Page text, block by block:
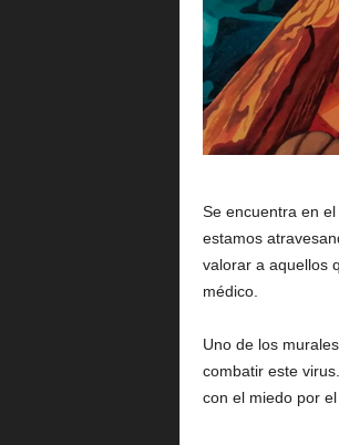
Se encuentra en
estamos
valorar a aquellos
médico.
Uno de los
combatir este
con el miedo por